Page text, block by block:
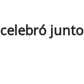
junto